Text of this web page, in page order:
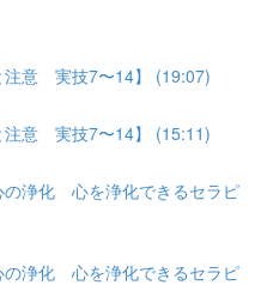
注意 実技7〜14】 (19:07)
注意 実技7〜14】 (15:11)
浄化 心を浄化できるセラピ
浄化 心を浄化できるセラピ